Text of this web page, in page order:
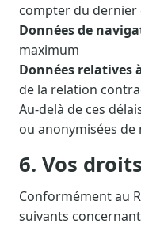
compter du dernier
Données de
maximum
Données relatives
de la relation
Au-delà de ces
ou anonymisées
6. Vos droits
Conformément au
suivants